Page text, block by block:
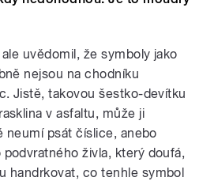
uvědomil, že symboly jako
nejsou na chodníku
Jistě, takovou šestko-devítku
v asfaltu, může ji
neumí psát číslice, anebo
živla, který doufá,
handrkovat, co tenhle symbol